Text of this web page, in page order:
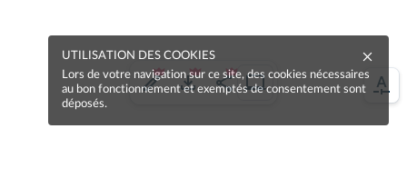
UTILISATION DES COOKIES
Lors de votre navigation sur ce site, des cookies nécessaires
au bon fonctionnement et exemptés de consentement sont
déposés.